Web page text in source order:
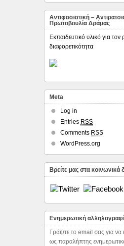
Αντιφασιστική –
Πρωτοβουλία Δράμας
Εκπαιδευτικό υλικό για τον
διαφορετικότητα
Meta
Log in
Entries RSS
Comments RSS
WordPress.org
Βρείτε μας στα κοινωνικά
Ενημερωτική
Γράψτε το email σας για να
ως παραλήπτης